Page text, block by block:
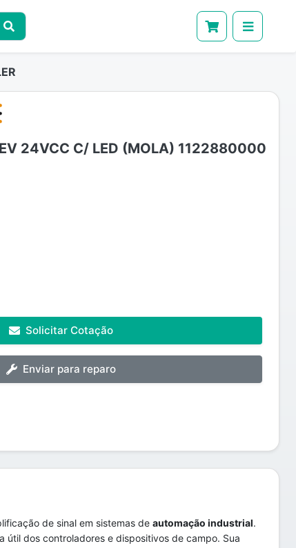
24VCC C/ LED (MOLA) 1122880000
Solicitar Cotação
Enviar para reparo
de sinal em sistemas de automação industrial.
dos controladores e dispositivos de campo. Sua